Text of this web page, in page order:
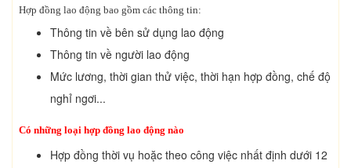
Hợp đồng lao động bao gồm các thông tin:
Thông tin về bên sử dụng lao động
Thông tin về người lao động
Mức lương, thời gian thử việc, thời hạn hợp đồng, chế độ
nghỉ ngơi...
Có những loại hợp đồng lao động nào
Hợp đồng thời vụ hoặc theo công việc nhất định dưới 12